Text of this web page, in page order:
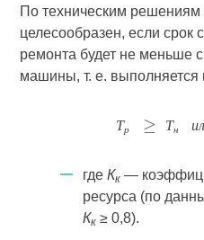
По техническим
целесообразен, если
ремонта будет не меньше
машины, т. е. выполняется
Т Т и
гдеКк —
ресурса (по
Кк ≥ 0,8).